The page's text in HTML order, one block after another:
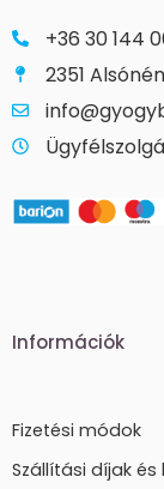
+36 30 144
2351
Információk
Fizetési módok
Szállítási díjak